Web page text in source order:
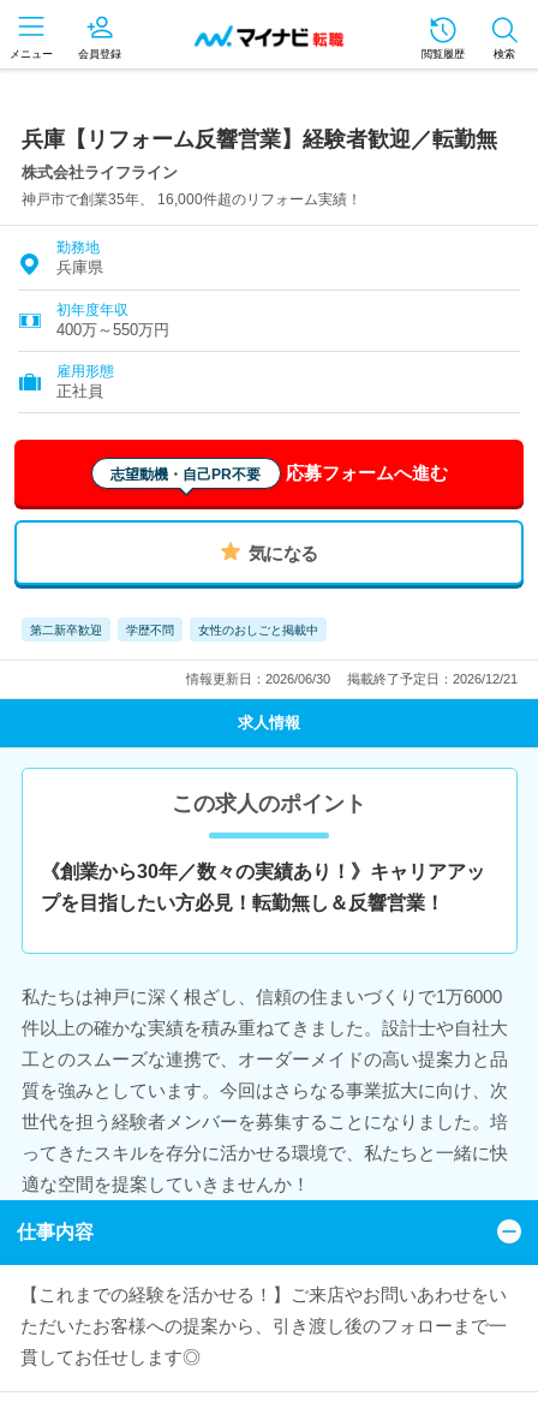
メニュー 会員登録 閲覧履歴 検索
兵庫【リフォーム反響営業】経験者歓迎／転勤無
株式会社ライフライン
神戸市で創業35年、 16,000件超のリフォーム実績！
勤務地
兵庫県
初年度年収
400万～550万円
雇用形態
正社員
志望動機・自己PR不要 応募フォームへ進む
気になる
第二新卒歓迎 学歴不問 女性のおしごと掲載中
情報更新日：2026/06/30 掲載終了予定日：2026/12/21
求人情報
この求人のポイント
《創業から30年／数々の実績あり！》キャリアアッ
プを目指したい方必見！転勤無し＆反響営業！
私たちは神戸に深く根ざし、信頼の住まいづくりで1万6000
件以上の確かな実績を積み重ねてきました。設計士や自社大
工とのスムーズな連携で、オーダーメイドの高い提案力と品
質を強みとしています。今回はさらなる事業拡大に向け、次
世代を担う経験者メンバーを募集することになりました。培
ってきたスキルを存分に活かせる環境で、私たちと一緒に快
適な空間を提案していきませんか！
仕事内容
【これまでの経験を活かせる！】ご来店やお問いあわせをい
ただいたお客様への提案から、引き渡し後のフォローまで一
貫してお任せします◎